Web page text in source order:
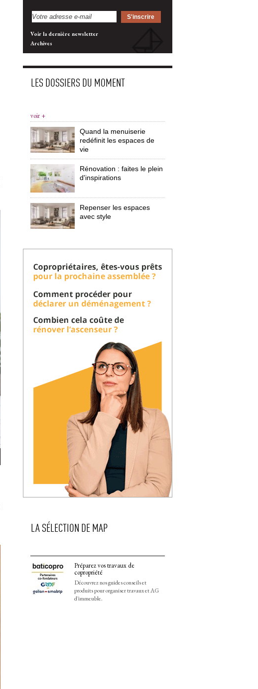
Voir la dernière newsletter
Archives
LES DOSSIERS DU MOMENT
voir +
Quand la menuiserie
redéfinit les espaces de
vie
Rénovation : faites le plein
d'inspirations
Repenser les espaces
avec style
LA SÉLECTION DE MAP
Préparez vos travaux de
copropriété
Découvrez nos guides conseils et
produits pour organiser travaux et AG
d'immeuble.